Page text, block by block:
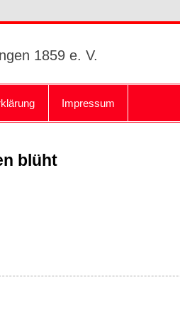
1859 e. V.
Impressum
blüht